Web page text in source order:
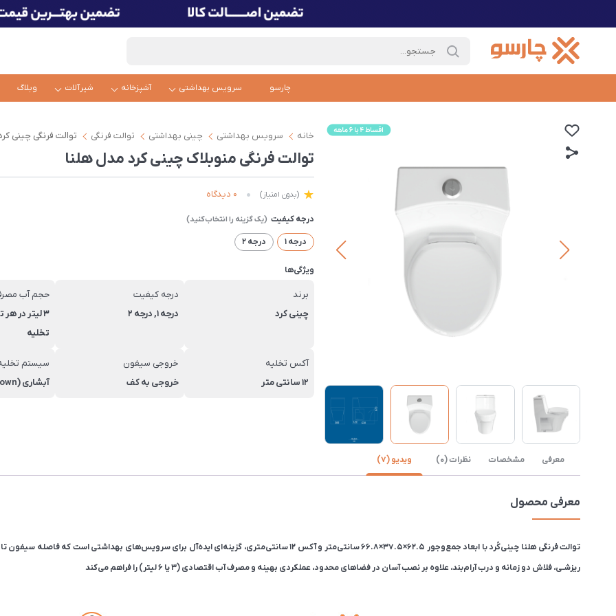
چارسو سرویس بهداشتی آشپزخانه شیرآلات وبلاگ
خانه سرویس بهداشتی چینی بهداشتی توالت فرنگی توالت فرنگی چینی
توالت فرنگی منوبلاک چینی کرد مدل هلنا
(بدون امتیاز) 0 دیدگاه
درجه کیفیت
درجه 1 درجه 2
ویژگی‌ها
برند
چینی کرد
درجه کیفیت
درجه 1, درجه 2
حجم آب
تخلیه
آکس تخلیه
12 سانتی متر
خروجی سیفون
خروجی به کف
سیستم
آبشاری (wash down)
معرفی مشخصات نظرات (0) ویدیو (7)
معرفی محصول
ریزشـی، فلاش دو زمانه و درب آرام‌بند، علاوه بر نصب آسان در فضاهای محدود، عملکردی بهینه و مصرف آب اقتصادی (۳ یا ۶ لیتر) را فراهم می‌کند